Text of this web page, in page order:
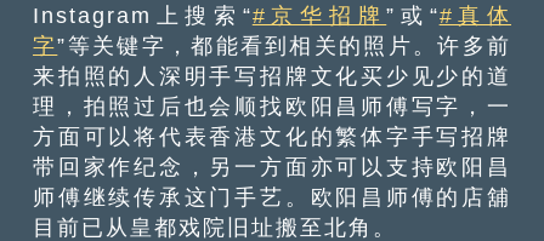
Instagram上搜索“#京华招牌”或“#真体
字”等关键字，都能看到相关的照片。许多前
来拍照的人深明手写招牌文化买少见少的道
理，拍照过后也会顺找欧阳昌师傅写字，一
方面可以将代表香港文化的繁体字手写招牌
带回家作纪念，另一方面亦可以支持欧阳昌
师傅继续传承这门手艺。欧阳昌师傅的店舖
目前已从皇都戏院旧址搬至北角。